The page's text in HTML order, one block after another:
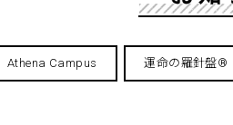
Athena Campus 運命の羅針盤®️